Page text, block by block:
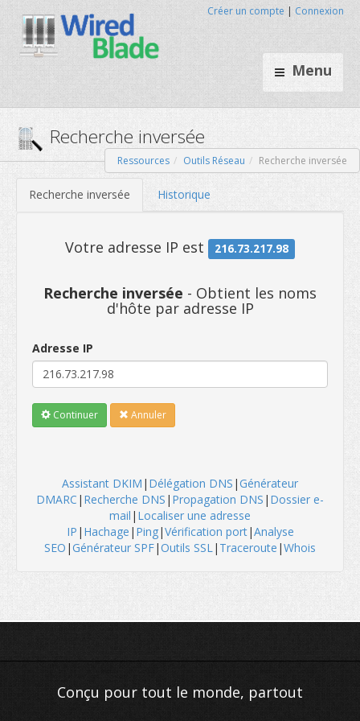
Menu
Créer un compte | Connexion
Recherche inversée
Ressources Outils Réseau Recherche inversée
Recherche inversée Historique
Recherche inversée - Obtient les noms
d'hôte par adresse IP
Adresse IP
Continuer Annuler
Assistant DKIM | Délégation DNS | Générateur
DMARC | Recherche DNS | Propagation DNS | Dossier e-
mail | Localiser une adresse
IP | Hachage | Ping|Vérification port|Analyse
SEO | Générateur SPF|Outils SSL | Traceroute |Whois